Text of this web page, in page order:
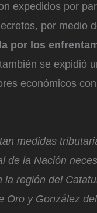
expedidos por
por medio
por los
se expidió
económicos
medidas
de la Nación
la región del
Oro y González